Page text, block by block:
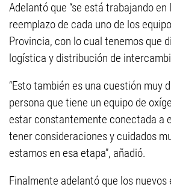
Adelantó que “se está trabajando en
reemplazo de cada uno de los
Provincia, con lo cual tenemos que
logística y distribución de
“Esto también es una cuestión muy
persona que tiene un equipo de
estar constantemente conectada a
tener consideraciones y cuidados
estamos en esa etapa”, añadió.
Finalmente adelantó que los nuevos